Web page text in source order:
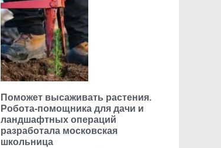
Поможет высаживать растения.
Робота-помощника для дачи и
ландшафтных операций
разработала московская
школьница